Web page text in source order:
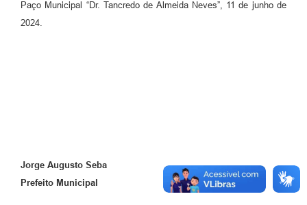
Paço Municipal “Dr. Tancredo de Almeida Neves”, 11 de junho de
2024.
Jorge Augusto Seba
Prefeito Municipal